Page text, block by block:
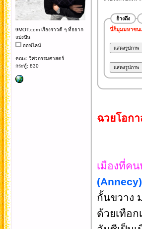
9MOT.com เรื่องราวดี ๆ ที่อยาก
แบ่งปัน
ออฟไลน์
คณะ: วิศวกรรมศาสตร์
กระทู้: 830
อ้างถึง
นี่ก็มุมมหาชน
ฉวยโอก
เมืองที่ค
(Annecy)
กั้นขวาง
ด้วยเทือ